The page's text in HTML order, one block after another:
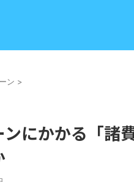
ン >
にかかる「諸